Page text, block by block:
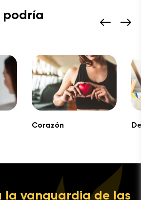
podría
Corazón
la vanguardia de las